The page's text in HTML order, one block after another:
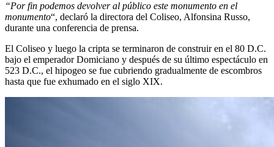
“Por fin podemos devolver al público este monumento en el
monumento“, declaró la directora del Coliseo, Alfonsina Russo,
durante una conferencia de prensa.
El Coliseo y luego la cripta se terminaron de construir en el 80 D.C.
bajo el emperador Domiciano y después de su último espectáculo en
523 D.C., el hipogeo se fue cubriendo gradualmente de escombros
hasta que fue exhumado en el siglo XIX.